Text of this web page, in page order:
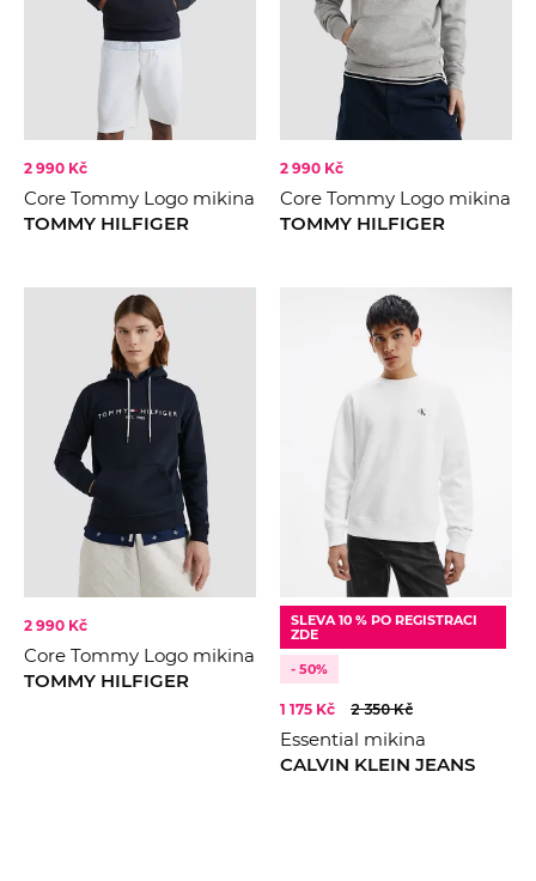
2 990 Kč
Core Tommy Logo mikina
TOMMY HILFIGER
2 990 Kč
Core Tommy Logo mikina
TOMMY HILFIGER
2 990 Kč
Core Tommy Logo mikina
TOMMY HILFIGER
SLEVA 10 % PO REGISTRACI
ZDE
- 50%
1 175 Kč 2 350 Kč
Essential mikina
CALVIN KLEIN JEANS